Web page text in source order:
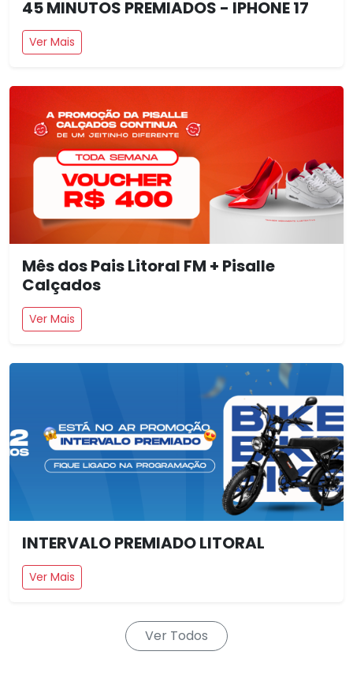
45 MINUTOS PREMIADOS - IPHONE 17
Ver Mais
Mês dos Pais Litoral FM + Pisalle
Calçados
Ver Mais
INTERVALO PREMIADO LITORAL
Ver Mais
Ver Todos